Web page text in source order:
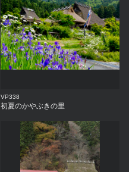
VP338
初夏のかやぶきの里